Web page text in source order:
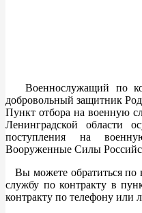
Военнослужащий по
добровольный защитник
Пункт отбора на военную
Ленинградской области
поступления на
Вооруженные Силы
Вы можете обратиться по
службу по контракту в
контракту по телефону или